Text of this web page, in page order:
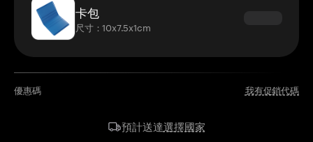
卡包
尺寸：10x7.5x1cm
優惠碼 我有促銷代碼
預計送達選擇國家